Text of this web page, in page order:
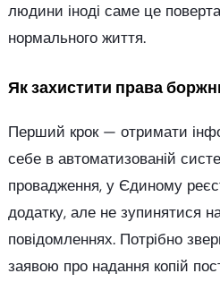
людини іноді саме це
нормального життя.
Як захистити права
Перший крок — отримати
себе в автоматизованій
провадження, у Єдиному
додатку, але не зупинятися
повідомленнях. Потрібно
заявою про надання копій